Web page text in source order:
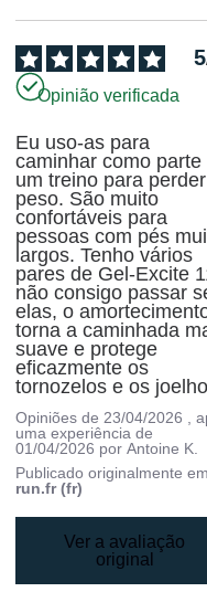
5
Opinião verificada
Eu uso-as para
caminhar como parte
um treino para perder
peso. São muito
confortáveis para
pessoas com pés
largos. Tenho vários
pares de Gel-Excite
não consigo passar
elas, o
torna a caminhada
suave e protege
eficazmente os
tornozelos e os
Opiniões de23/04/2026 ,
uma experiência de
01/04/2026 porAntoine K.
Publicado originalmente
run.fr (fr)
Ver a avaliação
original